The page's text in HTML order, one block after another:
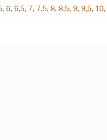
,6,6,5,7,7,5,8,8,5,9,9,5, 10,